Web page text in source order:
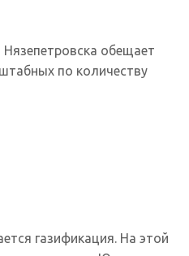
обещает
по количеству
газификация. На этой